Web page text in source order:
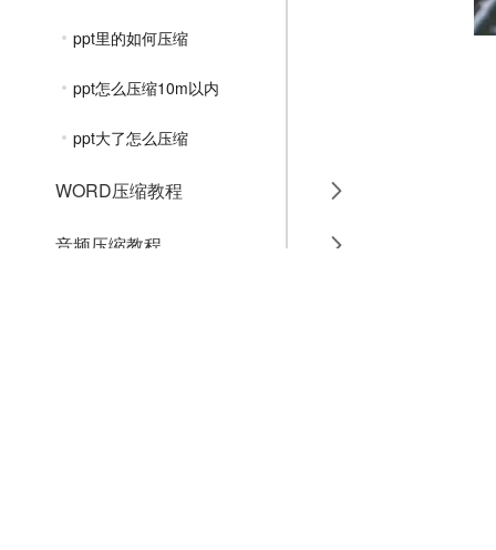
ppt里的如何压缩
ppt怎么压缩10m以内
ppt大了怎么压缩
WORD压缩教程
音频压缩教程